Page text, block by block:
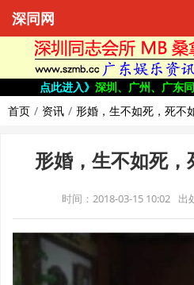
深同网
点此进入》 深圳、广州、广东
首页
资讯 形婚，生不如死，死不
形婚，生不如死
时间：2018-03-15 10:02 出